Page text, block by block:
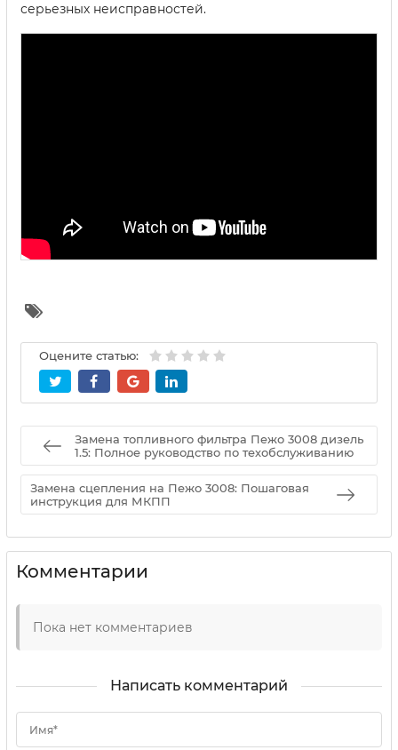
серьезных неисправностей.
Оцените статью:
Замена топливного фильтра Пежо 3008 дизель
1.5: Полное руководство по техобслуживанию
Замена сцепления на Пежо 3008: Пошаговая
инструкция для МКПП
Комментарии
Пока нет комментариев
Написать комментарий
Имя*